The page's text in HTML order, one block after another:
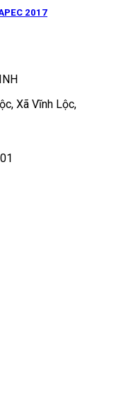
2017
Xã Vĩnh Lộc,